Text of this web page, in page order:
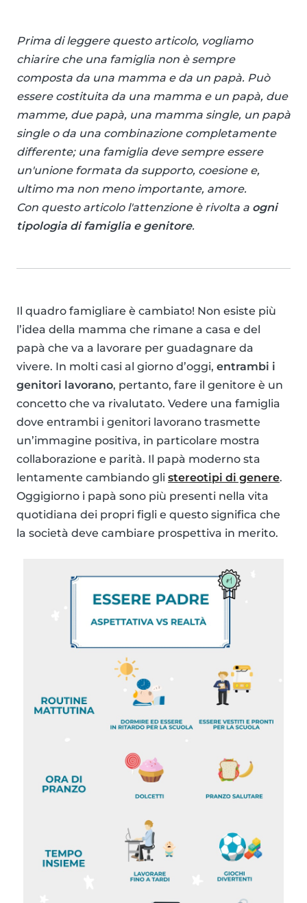
Prima di leggere questo articolo, vogliamo
chiarire che una famiglia non è sempre
composta da una mamma e da un papà. Può
essere costituita da una mamma e un papà, due
mamme, due papà, una mamma single, un papà
single o da una combinazione completamente
differente; una famiglia deve sempre essere
un'unione formata da supporto, coesione e,
ultimo ma non meno importante, amore.
Con questo articolo l'attenzione è rivolta a ogni
tipologia di famiglia e genitore.
Il quadro famigliare è cambiato! Non esiste più
l’idea della mamma che rimane a casa e del
papà che va a lavorare per guadagnare da
vivere. In molti casi al giorno d’oggi, entrambi i
genitori lavorano, pertanto, fare il genitore è un
concetto che va rivalutato. Vedere una famiglia
dove entrambi i genitori lavorano trasmette
un’immagine positiva, in particolare mostra
collaborazione e parità. Il papà moderno sta
lentamente cambiando gli stereotipi di genere.
Oggigiorno i papà sono più presenti nella vita
quotidiana dei propri figli e questo significa che
la società deve cambiare prospettiva in merito.